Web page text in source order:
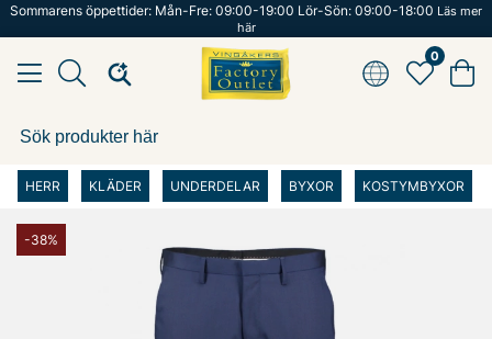
Sommarens öppettider: Mån-Fre: 09:00-19:00 Lör-Sön: 09:00-18:00 Läs mer
här
0
HERR KLÄDER UNDERDELAR BYXOR KOSTYMBYXOR
-38%